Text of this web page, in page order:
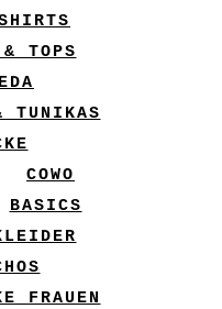
TOPS
TUNIKAS
COWO
BASICS
FRAUEN